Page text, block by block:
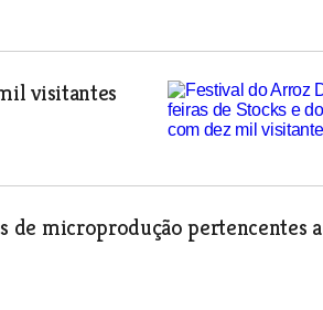
visitantes
de microprodução pertencentes a